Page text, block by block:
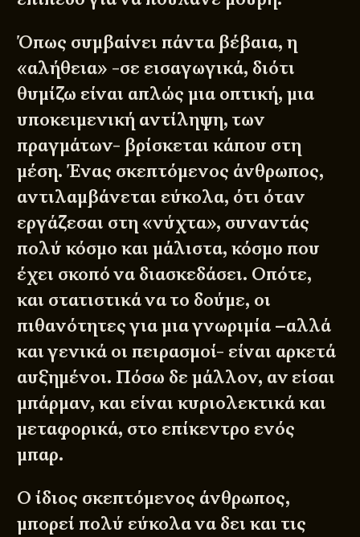
Όπως συμβαίνει πάντα βέβαια, η
«αλήθεια» -σε εισαγωγικά, διότι
θυμίζω είναι απλώς μια οπτική, μια
υποκειμενική αντίληψη, των
πραγμάτων- βρίσκεται κάπου στη
μέση. Ένας σκεπτόμενος άνθρωπος,
αντιλαμβάνεται εύκολα, ότι όταν
εργάζεσαι στη «νύχτα», συναντάς
πολύ κόσμο και μάλιστα, κόσμο που
έχει σκοπό να διασκεδάσει. Οπότε,
και στατιστικά να το δούμε, οι
πιθανότητες για μια γνωριμία –αλλά
και γενικά οι πειρασμοί- είναι αρκετά
αυξημένοι. Πόσω δε μάλλον, αν είσαι
μπάρμαν, και είναι κυριολεκτικά και
μεταφορικά, στο επίκεντρο ενός
μπαρ.
Ο ίδιος σκεπτόμενος άνθρωπος,
μπορεί πολύ εύκολα να δει και τις